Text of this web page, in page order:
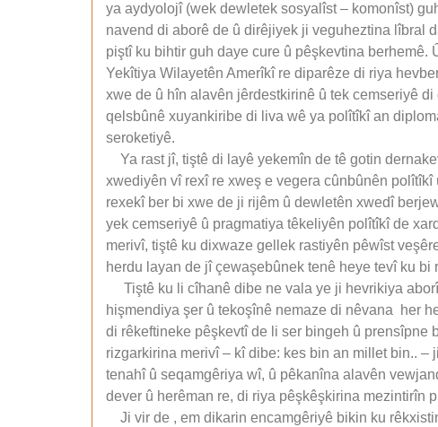
ya aydyolojî (wek dewletek sosyalîst – komonîst)
navend di aborê de û dirêjiyek ji veguheztina lîbral
piştî ku bihtir guh daye cure û pêşkevtina
Yekîtiya Wilayetên Amerîkî re diparêze di riya
xwe de û hîn alavên jêrdestkirinê û tek cemseriyê
qelsbûnê xuyankiribe di liva wê ya polîtîkî an
seroketiyê.
Ya rast jî, tiştê di layê yekemîn de tê gotin
xwediyên vî rexî re xweş e vegera cûnbûnên
rexekî ber bi xwe de ji rijêm û dewletên xwedî
yek cemseriyê û pragmatiya têkeliyên polîtîkî de
merivî, tiştê ku dixwaze gellek rastiyên pêwîst
herdu layan de jî çewaşebûnek tenê heye tevî ku
Tiştê ku li cîhanê dibe ne vala ye ji hevrikiya
hişmendiya şer û tekoşînê nemaze di nêvana her
di rêkeftineke pêşkevtî de li ser bingeh û
rizgarkirina merivî – kî dibe: kes bin an millet bin..
tenahî û seqamgêriya wî, û pêkanîna alavên
dever û herêman re, di riya pêşkêşkirina mezintirîn
Ji vir de , em dikarin encamgêriyê bikin ku